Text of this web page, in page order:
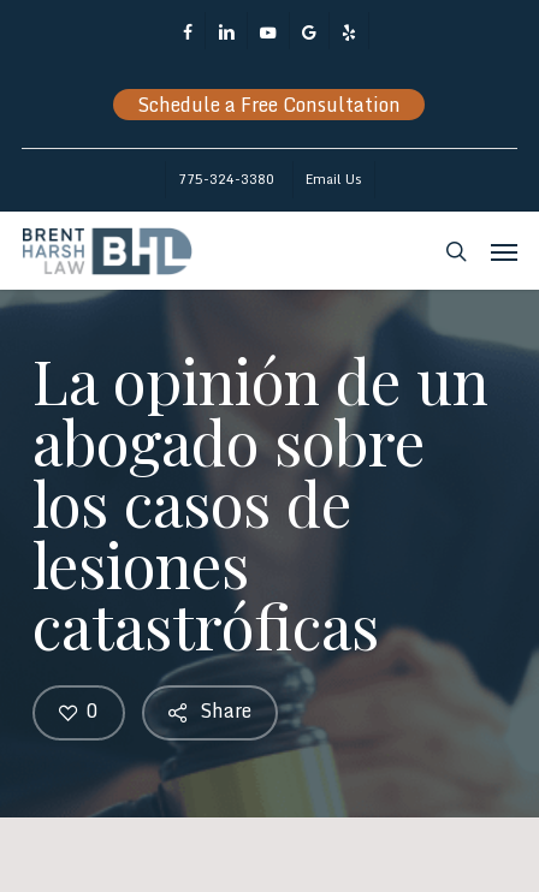
FacebookLinkedinYoutubeGoogle-
Yelp
Schedule a Free Consultation
775-324-3380 Email Us
search
La opinión de un
abogado sobre
los casos de
lesiones
catastróficas
Share
0